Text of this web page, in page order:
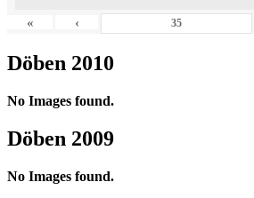
« ‹
Döben 2010
No Images found.
Döben 2009
No Images found.